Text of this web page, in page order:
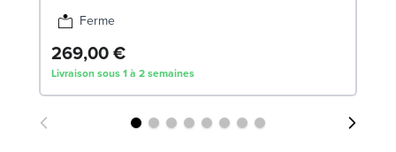
Ferme
269,00 €
Livraison sous 1 à 2 semaines